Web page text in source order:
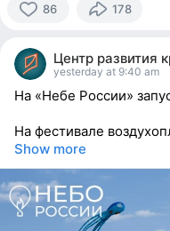
86
people
reacted
178
Центр развития
yesterday at 9:40 am
На «Небе России»
На фестивале
Show more